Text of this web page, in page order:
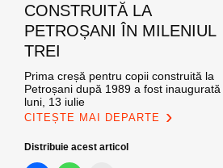
CONSTRUITĂ LA
PETROȘANI ÎN MILENIUL
TREI
Prima creșă pentru copii construită la
Petroșani după 1989 a fost inaugurată
luni, 13 iulie
CITEȘTE MAI DEPARTE
Distribuie acest articol